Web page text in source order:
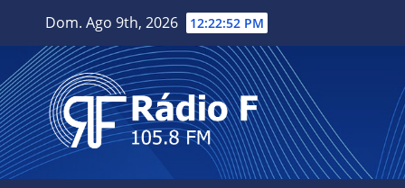
content
Dom. Ago 9th, 2026 12:22:53 PM